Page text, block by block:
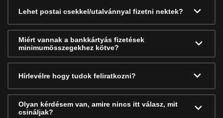
Lehet postai csekkel/utalvánnyal fizetni nektek?
Miért vannak a bankkártyás fizetések
minimumösszegekhez kötve?
Hírlevélre hogy tudok feliratkozni?
Olyan kérdésem van, amire nincs itt válasz, mit
csináljak?